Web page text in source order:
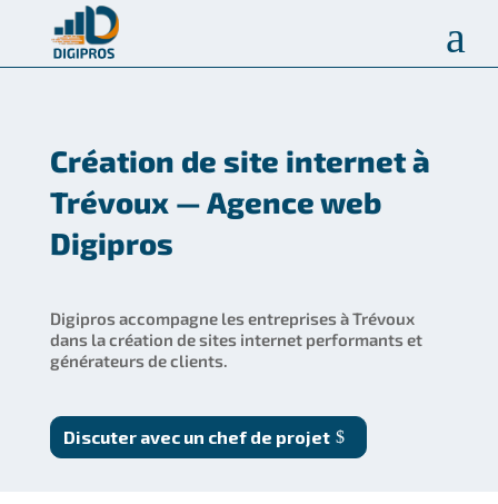
a
Création de site internet à
Trévoux — Agence web
Digipros
Digipros accompagne les entreprises à Trévoux
dans la création de sites internet performants et
générateurs de clients.
Discuter avec un chef de projet